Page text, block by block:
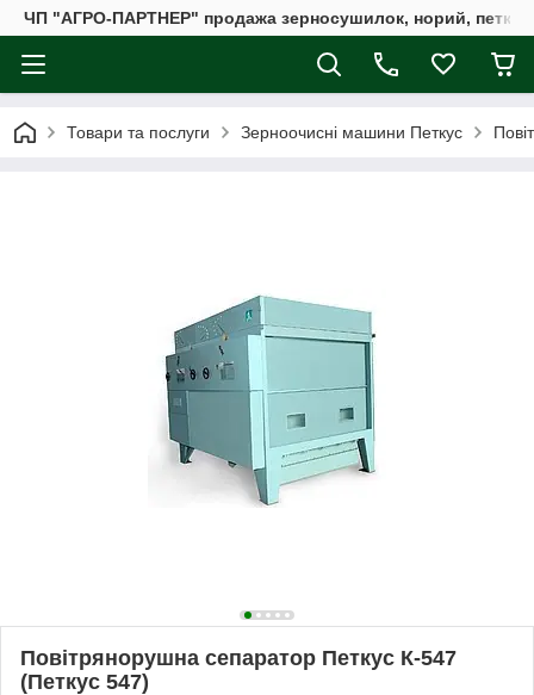
ЧП "АГРО-ПАРТНЕР" продажа зерносушилок, норий,
Товари та послуги Зерноочисні машини Петкус
Повітрянорушна сепаратор Петкус К-547
(Петкус 547)